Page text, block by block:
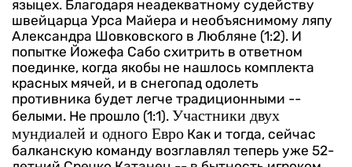
языцех. Благодаря неадекватному судейству
швейцарца Урса Майера и необъяснимому ляпу
Александра Шовковского в Любляне (1:2). И
попытке Йожефа Сабо схитрить в ответном
поединке, когда якобы не нашлось комплекта
красных мячей, и в снегопад одолеть
противника будет легче традиционными --
белыми. Не прошло (1:1). Участники двух
мундиалей и одного Евро Как и тогда, сейчас
балканскую команду возглавлял теперь уже 52-